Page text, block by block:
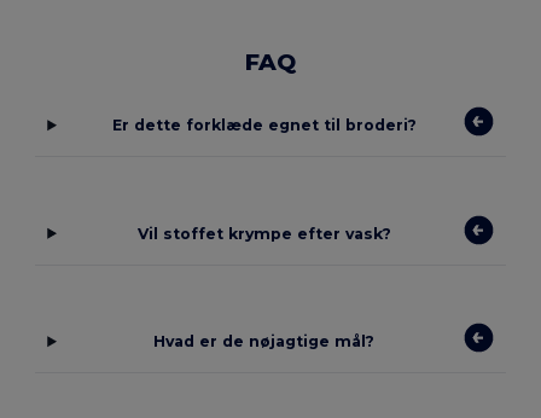
FAQ
Er dette forklæde egnet til broderi?
Vil stoffet krympe efter vask?
Hvad er de nøjagtige mål?